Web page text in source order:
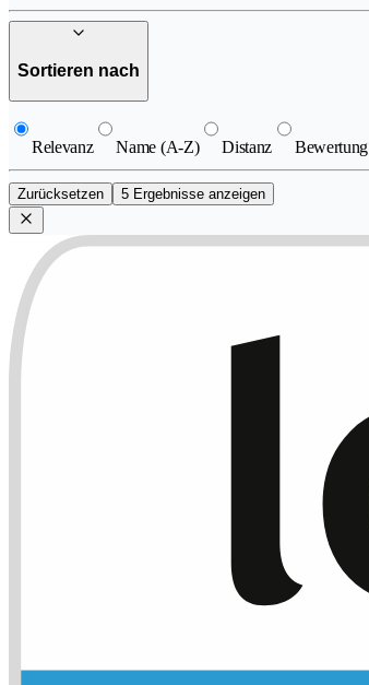
Sortieren nach
Relevanz Name (A-Z) Distanz Bewertung
Zurücksetzen 5 Ergebnisse anzeigen